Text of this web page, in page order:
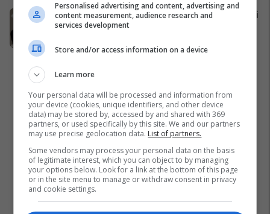
Vihet gurthemeli në objektin më të ri
“Objekti 9” në Drenasi Residence
Personalised advertising and content, advertising and
content measurement, audience research and
services development
Store and/or access information on a device
Learn more
Your personal data will be processed and information from
your device (cookies, unique identifiers, and other device
data) may be stored by, accessed by and shared with 369
partners, or used specifically by this site. We and our partners
may use precise geolocation data. List of partners.
Some vendors may process your personal data on the basis
of legitimate interest, which you can object to by managing
your options below. Look for a link at the bottom of this page
or in the site menu to manage or withdraw consent in privacy
and cookie settings.